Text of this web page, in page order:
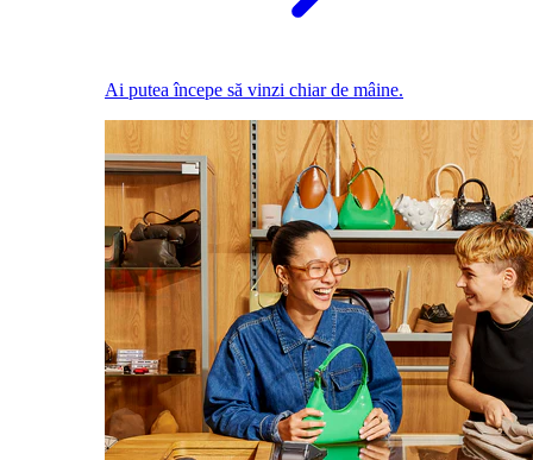
Ai putea începe să vinzi chiar de mâine.